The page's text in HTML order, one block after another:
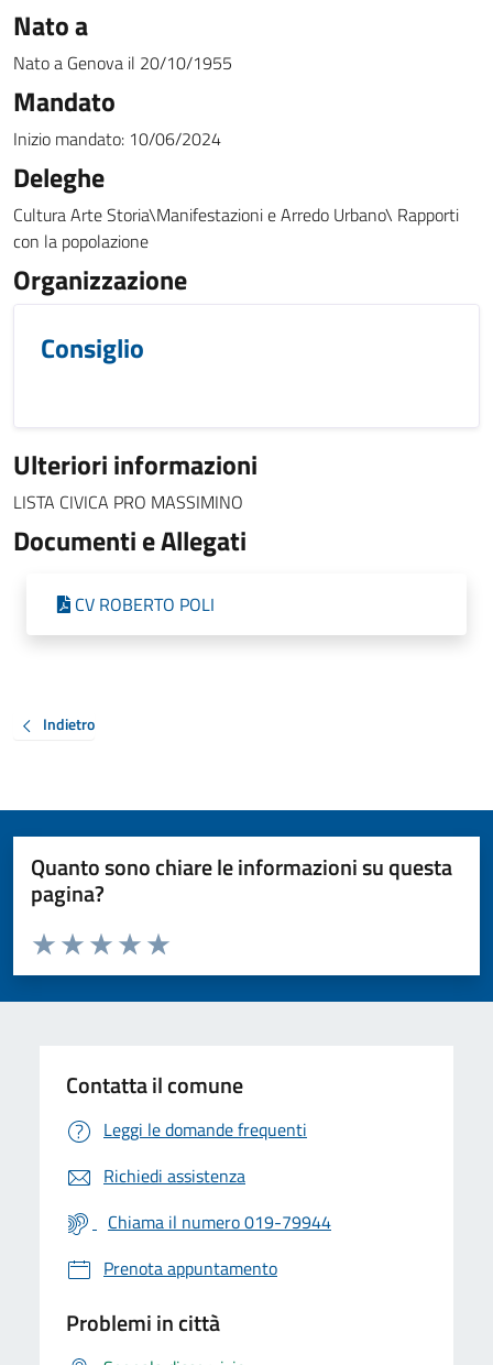
Nato a
Nato a Genova il 20/10/1955
Mandato
Inizio mandato: 10/06/2024
Deleghe
Cultura Arte Storia\Manifestazioni e Arredo Urbano\ Rapporti
con la popolazione
Organizzazione
Consiglio
Ulteriori informazioni
LISTA CIVICA PRO MASSIMINO
Documenti e Allegati
CV ROBERTO POLI
Indietro
Quanto sono chiare le informazioni su questa
pagina?
Valuta da 1 a 5 stelle la pagina
Valuta 5 stelle su 5
Valuta 4 stelle su 5
Valuta 3 stelle su 5
Valuta 2 stelle su 5
Valuta 1 stelle su 5
Contatta il comune
Leggi le domande frequenti
Richiedi assistenza
Chiama il numero 019-79944
Prenota appuntamento
Problemi in città